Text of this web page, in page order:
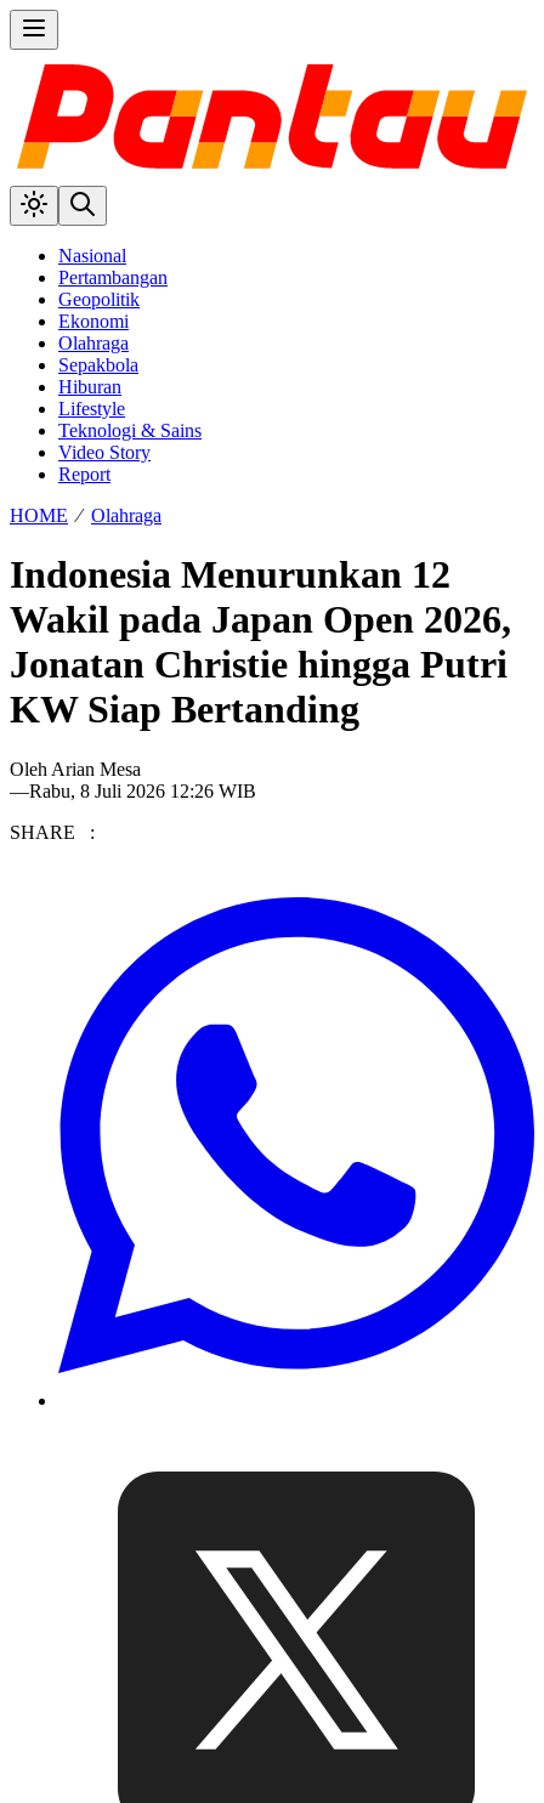
Nasional
Pertambangan
Geopolitik
Ekonomi
Olahraga
Sepakbola
Hiburan
Lifestyle
Teknologi & Sains
Video Story
Report
HOME ⁄ Olahraga
Indonesia Menurunkan 12
Wakil pada Japan Open 2026,
Jonatan Christie hingga Putri
KW Siap Bertanding
Oleh Arian Mesa
—Rabu, 8 Juli 2026 12:26 WIB
SHARE :